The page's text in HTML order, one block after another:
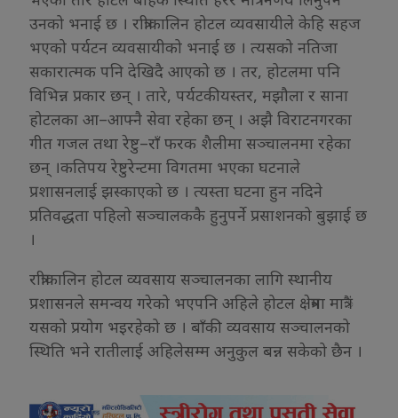
उनको भनाई छ । रात्रीकालिन होटल व्यवसायीले केहि सहज
भएको पर्यटन व्यवसायीको भनाई छ । त्यसको नतिजा
सकारात्मक पनि देखिदै आएको छ । तर, होटलमा पनि
विभिन्न प्रकार छन् । तारे, पर्यटकीयस्तर, मझौला र साना
होटलका आ–आफ्नै सेवा रहेका छन् । अझै विराटनगरका
गीत गजल तथा रेष्टु–राँ फरक शैलीमा सञ्चालनमा रहेका
छन् ।कतिपय रेष्टुरेन्टमा विगतमा भएका घटनाले
प्रशासनलाई झस्काएको छ । त्यस्ता घटना हुन नदिने
प्रतिवद्धता पहिलो सञ्चालककै हुनुपर्ने प्रसाशनको बुझाई छ
।
रात्रीकालिन होटल व्यवसाय सञ्चालनका लागि स्थानीय
प्रशासनले समन्वय गरेको भएपनि अहिले होटल क्षेत्रमा मात्रंै
यसको प्रयोग भइरहेको छ । बाँकी व्यवसाय सञ्चालनको
स्थिति भने रातीलाई अहिलेसम्म अनुकुल बन्न सकेको छैन ।